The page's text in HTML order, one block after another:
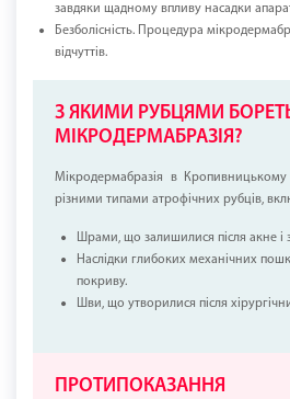
завдяки щадному впливу насадки
Безболісність. Процедура
відчуттів.
З ЯКИМИ РУБЦЯМИ
МІКРОДЕРМАБРАЗІЯ?
Мікродермабразія в
різними типами атрофічних рубців,
Шрами, що залишилися після акне і
Наслідки глибоких механічних
покриву.
Шви, що утворилися після
ПРОТИПОКАЗАННЯ